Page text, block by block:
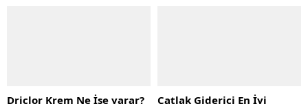
Driclor Krem Ne İşe yarar?
Çatlak Giderici En İyi